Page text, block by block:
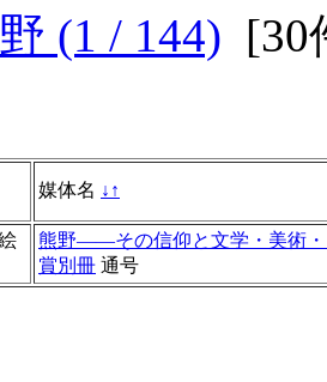
(1 / 144) [30
媒体名 ↓ ↑
熊野――その信仰と文学・美術・
賞別冊 通号